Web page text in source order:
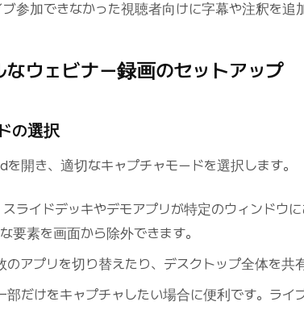
ブ参加できなかった視聴者向けに字幕や注釈を追
ウェビナー録画のセットアップ
の選択
開き、適切なキャプチャモードを選択します。
スライドデッキやデモアプリが特定のウィンドウ
要素を画面から除外できます。
のアプリを切り替えたり、デスクトップ全体を共
部だけをキャプチャしたい場合に便利です。ライ